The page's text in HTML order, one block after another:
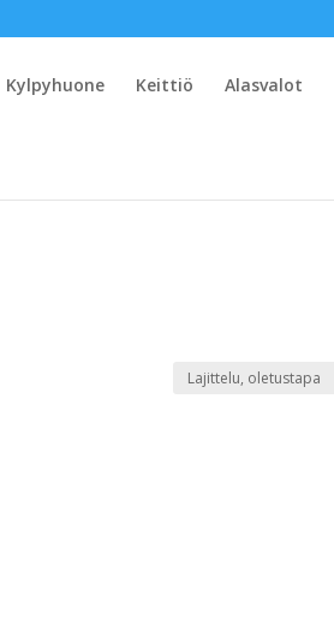
Kylpyhuone Keittiö Alasvalot